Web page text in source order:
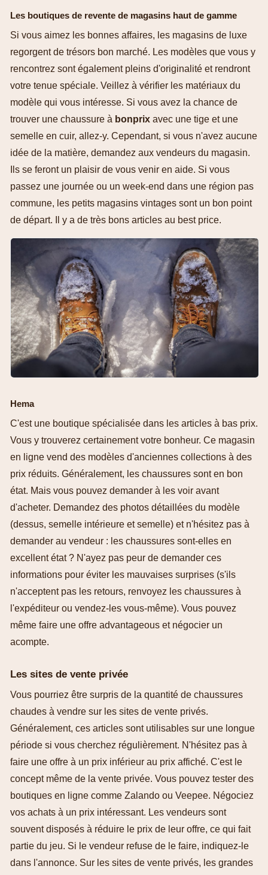
Les boutiques de revente de magasins haut de gamme
Si vous aimez les bonnes affaires, les magasins de luxe
regorgent de trésors bon marché. Les modèles que vous y
rencontrez sont également pleins d'originalité et rendront
votre tenue spéciale. Veillez à vérifier les matériaux du
modèle qui vous intéresse. Si vous avez la chance de
trouver une chaussure à bonprix avec une tige et une
semelle en cuir, allez-y. Cependant, si vous n'avez aucune
idée de la matière, demandez aux vendeurs du magasin.
Ils se feront un plaisir de vous venir en aide. Si vous
passez une journée ou un week-end dans une région pas
commune, les petits magasins vintages sont un bon point
de départ. Il y a de très bons articles au best price.
Hema
C'est une boutique spécialisée dans les articles à bas prix.
Vous y trouverez certainement votre bonheur. Ce magasin
en ligne vend des modèles d'anciennes collections à des
prix réduits. Généralement, les chaussures sont en bon
état. Mais vous pouvez demander à les voir avant
d'acheter. Demandez des photos détaillées du modèle
(dessus, semelle intérieure et semelle) et n'hésitez pas à
demander au vendeur : les chaussures sont-elles en
excellent état ? N'ayez pas peur de demander ces
informations pour éviter les mauvaises surprises (s'ils
n'acceptent pas les retours, renvoyez les chaussures à
l'expéditeur ou vendez-les vous-même). Vous pouvez
même faire une offre advantageous et négocier un
acompte.
Les sites de vente privée
Vous pourriez être surpris de la quantité de chaussures
chaudes à vendre sur les sites de vente privés.
Généralement, ces articles sont utilisables sur une longue
période si vous cherchez régulièrement. N'hésitez pas à
faire une offre à un prix inférieur au prix affiché. C'est le
concept même de la vente privée. Vous pouvez tester des
boutiques en ligne comme Zalando ou Veepee. Négociez
vos achats à un prix intéressant. Les vendeurs sont
souvent disposés à réduire le prix de leur offre, ce qui fait
partie du jeu. Si le vendeur refuse de le faire, indiquez-le
dans l'annonce. Sur les sites de vente privés, les grandes